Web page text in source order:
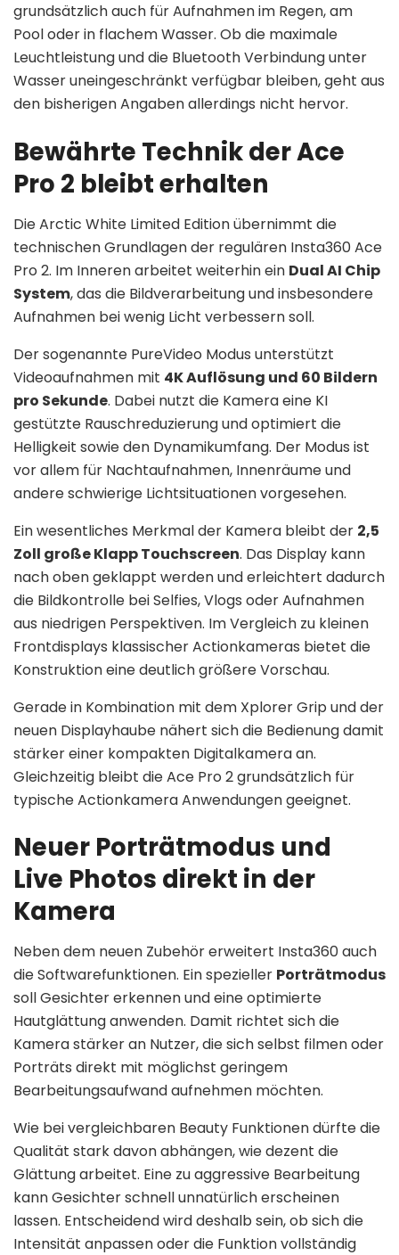
grundsätzlich auch für Aufnahmen im Regen, am
Pool oder in flachem Wasser. Ob die maximale
Leuchtleistung und die Bluetooth Verbindung unter
Wasser uneingeschränkt verfügbar bleiben, geht aus
den bisherigen Angaben allerdings nicht hervor.
Bewährte Technik der Ace
Pro 2 bleibt erhalten
Die Arctic White Limited Edition übernimmt die
technischen Grundlagen der regulären Insta360 Ace
Pro 2. Im Inneren arbeitet weiterhin ein Dual AI Chip
System, das die Bildverarbeitung und insbesondere
Aufnahmen bei wenig Licht verbessern soll.
Der sogenannte PureVideo Modus unterstützt
Videoaufnahmen mit 4K Auflösung und 60 Bildern
pro Sekunde. Dabei nutzt die Kamera eine KI
gestützte Rauschreduzierung und optimiert die
Helligkeit sowie den Dynamikumfang. Der Modus ist
vor allem für Nachtaufnahmen, Innenräume und
andere schwierige Lichtsituationen vorgesehen.
Ein wesentliches Merkmal der Kamera bleibt der 2,5
Zoll große Klapp Touchscreen. Das Display kann
nach oben geklappt werden und erleichtert dadurch
die Bildkontrolle bei Selfies, Vlogs oder Aufnahmen
aus niedrigen Perspektiven. Im Vergleich zu kleinen
Frontdisplays klassischer Actionkameras bietet die
Konstruktion eine deutlich größere Vorschau.
Gerade in Kombination mit dem Xplorer Grip und der
neuen Displayhaube nähert sich die Bedienung damit
stärker einer kompakten Digitalkamera an.
Gleichzeitig bleibt die Ace Pro 2 grundsätzlich für
typische Actionkamera Anwendungen geeignet.
Neuer Porträtmodus und
Live Photos direkt in der
Kamera
Neben dem neuen Zubehör erweitert Insta360 auch
die Softwarefunktionen. Ein spezieller Porträtmodus
soll Gesichter erkennen und eine optimierte
Hautglättung anwenden. Damit richtet sich die
Kamera stärker an Nutzer, die sich selbst filmen oder
Porträts direkt mit möglichst geringem
Bearbeitungsaufwand aufnehmen möchten.
Wie bei vergleichbaren Beauty Funktionen dürfte die
Qualität stark davon abhängen, wie dezent die
Glättung arbeitet. Eine zu aggressive Bearbeitung
kann Gesichter schnell unnatürlich erscheinen
lassen. Entscheidend wird deshalb sein, ob sich die
Intensität anpassen oder die Funktion vollständig